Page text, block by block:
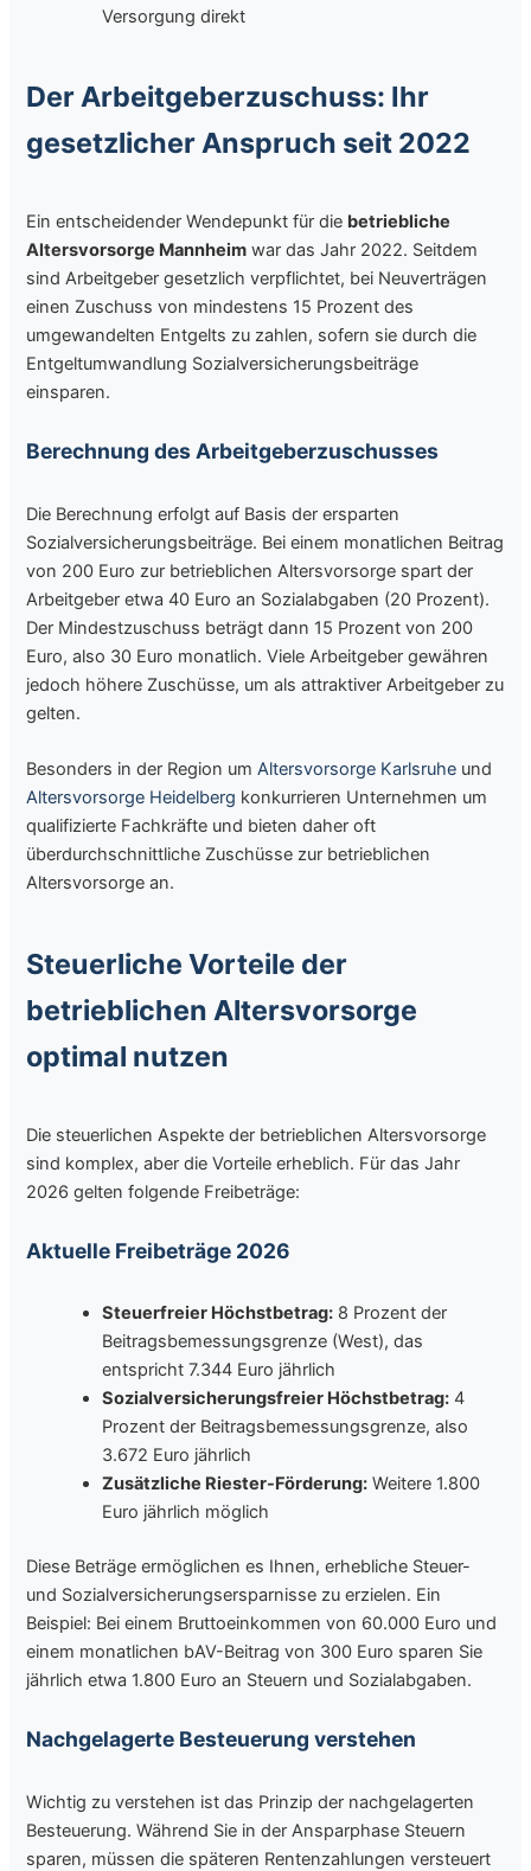
Versorgung direkt
Der Arbeitgeberzuschuss: Ihr
gesetzlicher Anspruch seit 2022
Ein entscheidender Wendepunkt für die betriebliche
Altersvorsorge Mannheim war das Jahr 2022. Seitdem
sind Arbeitgeber gesetzlich verpflichtet, bei Neuverträgen
einen Zuschuss von mindestens 15 Prozent des
umgewandelten Entgelts zu zahlen, sofern sie durch die
Entgeltumwandlung Sozialversicherungsbeiträge
einsparen.
Berechnung des Arbeitgeberzuschusses
Die Berechnung erfolgt auf Basis der ersparten
Sozialversicherungsbeiträge. Bei einem monatlichen Beitrag
von 200 Euro zur betrieblichen Altersvorsorge spart der
Arbeitgeber etwa 40 Euro an Sozialabgaben (20 Prozent).
Der Mindestzuschuss beträgt dann 15 Prozent von 200
Euro, also 30 Euro monatlich. Viele Arbeitgeber gewähren
jedoch höhere Zuschüsse, um als attraktiver Arbeitgeber zu
gelten.
Besonders in der Region umAltersvorsorge Karlsruhe und
Altersvorsorge Heidelberg konkurrieren Unternehmen um
qualifizierte Fachkräfte und bieten daher oft
überdurchschnittliche Zuschüsse zur betrieblichen
Altersvorsorge an.
Steuerliche Vorteile der
betrieblichen Altersvorsorge
optimal nutzen
Die steuerlichen Aspekte der betrieblichen Altersvorsorge
sind komplex, aber die Vorteile erheblich. Für das Jahr
2026 gelten folgende Freibeträge:
Aktuelle Freibeträge 2026
Steuerfreier Höchstbetrag: 8 Prozent der
Beitragsbemessungsgrenze (West), das
entspricht 7.344 Euro jährlich
Sozialversicherungsfreier Höchstbetrag: 4
Prozent der Beitragsbemessungsgrenze, also
3.672 Euro jährlich
Zusätzliche Riester-Förderung: Weitere 1.800
Euro jährlich möglich
Diese Beträge ermöglichen es Ihnen, erhebliche Steuer-
und Sozialversicherungsersparnisse zu erzielen. Ein
Beispiel: Bei einem Bruttoeinkommen von 60.000 Euro und
einem monatlichen bAV-Beitrag von 300 Euro sparen Sie
jährlich etwa 1.800 Euro an Steuern und Sozialabgaben.
Nachgelagerte Besteuerung verstehen
Wichtig zu verstehen ist das Prinzip der nachgelagerten
Besteuerung. Während Sie in der Ansparphase Steuern
sparen, müssen die späteren Rentenzahlungen versteuert